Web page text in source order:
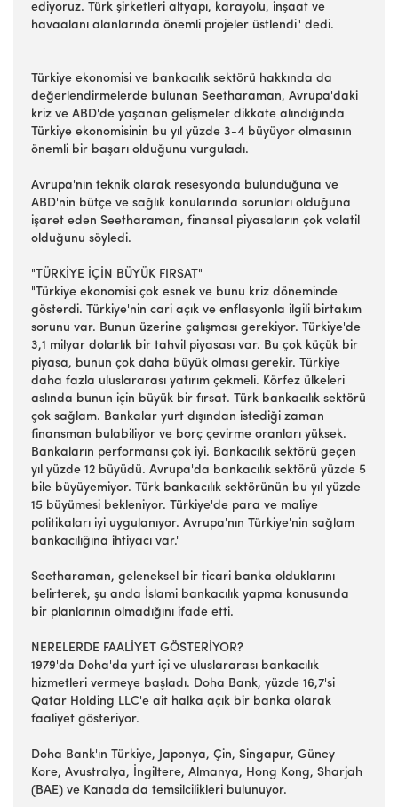
ediyoruz. Türk şirketleri altyapı, karayolu, inşaat ve
havaalanı alanlarında önemli projeler üstlendi" dedi.
Türkiye ekonomisi ve bankacılık sektörü hakkında da
değerlendirmelerde bulunan Seetharaman, Avrupa'daki
kriz ve ABD'de yaşanan gelişmeler dikkate alındığında
Türkiye ekonomisinin bu yıl yüzde 3-4 büyüyor olmasının
önemli bir başarı olduğunu vurguladı.
Avrupa'nın teknik olarak resesyonda bulunduğuna ve
ABD'nin bütçe ve sağlık konularında sorunları olduğuna
işaret eden Seetharaman, finansal piyasaların çok volatil
olduğunu söyledi.
"TÜRKİYE İÇİN BÜYÜK FIRSAT"
"Türkiye ekonomisi çok esnek ve bunu kriz döneminde
gösterdi. Türkiye'nin cari açık ve enflasyonla ilgili birtakım
sorunu var. Bunun üzerine çalışması gerekiyor. Türkiye'de
3,1 milyar dolarlık bir tahvil piyasası var. Bu çok küçük bir
piyasa, bunun çok daha büyük olması gerekir. Türkiye
daha fazla uluslararası yatırım çekmeli. Körfez ülkeleri
aslında bunun için büyük bir fırsat. Türk bankacılık sektörü
çok sağlam. Bankalar yurt dışından istediği zaman
finansman bulabiliyor ve borç çevirme oranları yüksek.
Bankaların performansı çok iyi. Bankacılık sektörü geçen
yıl yüzde 12 büyüdü. Avrupa'da bankacılık sektörü yüzde 5
bile büyüyemiyor. Türk bankacılık sektörünün bu yıl yüzde
15 büyümesi bekleniyor. Türkiye'de para ve maliye
politikaları iyi uygulanıyor. Avrupa'nın Türkiye'nin sağlam
bankacılığına ihtiyacı var."
Seetharaman, geleneksel bir ticari banka olduklarını
belirterek, şu anda İslami bankacılık yapma konusunda
bir planlarının olmadığını ifade etti.
NERELERDE FAALİYET GÖSTERİYOR?
1979'da Doha'da yurt içi ve uluslararası bankacılık
hizmetleri vermeye başladı. Doha Bank, yüzde 16,7'si
Qatar Holding LLC'e ait halka açık bir banka olarak
faaliyet gösteriyor.
Doha Bank'ın Türkiye, Japonya, Çin, Singapur, Güney
Kore, Avustralya, İngiltere, Almanya, Hong Kong, Sharjah
(BAE) ve Kanada'da temsilcilikleri bulunuyor.